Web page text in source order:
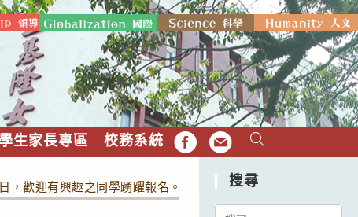
學生家長專區 校務系統 FB EMAIL
，歡迎有興趣之同學踴躍報名。 搜尋